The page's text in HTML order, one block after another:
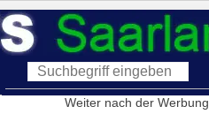
Weiter nach der Werbung